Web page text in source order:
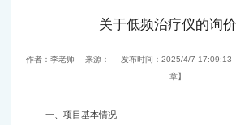
关于低频治疗仪的询
作者：李老师 来源： 发布时间：2025/4/7 17:09:13
章】
一、项目基本情况